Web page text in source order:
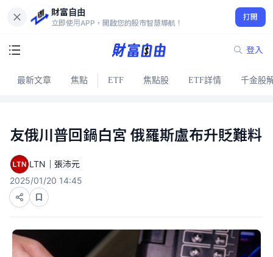
財富自由
立即使用APP，開啟您的股市智慧導航！
打開
登入
最新文章 焦點 ETF 焦點股 ETF詳情 千金股
友俄川普回鍋白宮 俄羅斯盧布升貶難料
LTN｜張沛元
2025/01/20 14:45